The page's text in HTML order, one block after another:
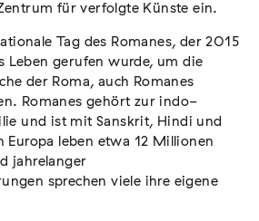
und Roma
August 2026 Darmstadt
– Deportation –
für verfolgte Künste ein.
Tag des Romanes, der 2015
Leben gerufen wurde, um die
der Roma, auch Romanes
Romanes gehört zur indo-
und ist mit Sanskrit, Hindi und
Europa leben etwa 12 Millionen
jahrelanger
sprechen viele ihre eigene